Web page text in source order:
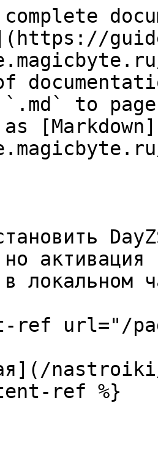
`.md` to
активация
локальном
ref url="/
ref %}